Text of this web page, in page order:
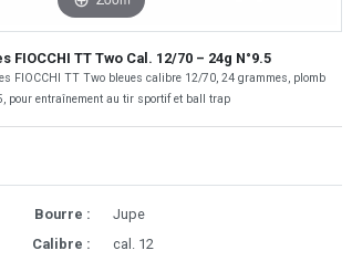
FIOCCHI TT Two Cal. 12/70 – 24g N°9.5
FIOCCHI TT Two bleues calibre 12/70, 24 grammes, plomb
pour entraînement au tir sportif et ball trap
Bourre :
Jupe
Calibre :
cal. 12